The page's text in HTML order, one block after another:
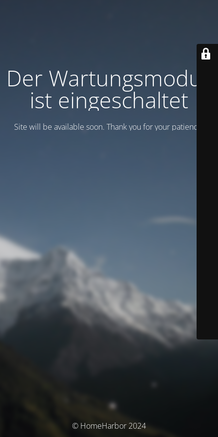
Der Wartungsmodus
ist eingeschaltet
Site will be available soon. Thank you for your patience!
© HomeHarbor 2024